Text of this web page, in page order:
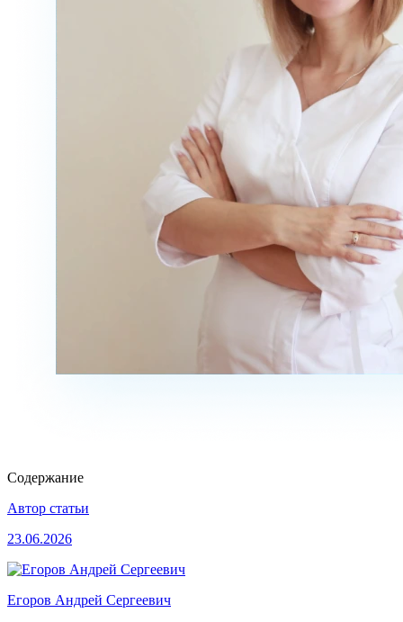
Содержание
Автор статьи
23.06.2026
Егоров Андрей Сергеевич